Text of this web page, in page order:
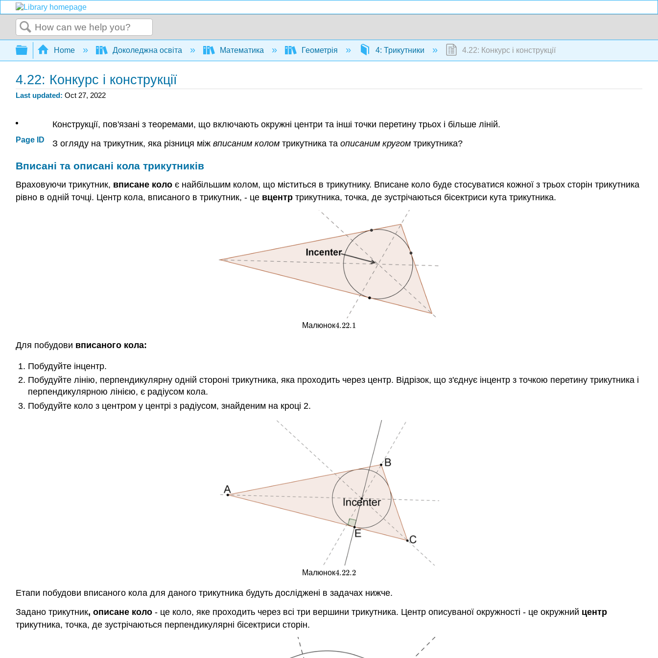
Search
Expand/collapse global hierarchy
Home Доколеджна освіта Математика Геометрія 4: Трикутники 4.22: Конкурс і конструкції
4.22: Конкурс і конструкції
Last updated Oct 27, 2022
Page ID
Конструкції, пов'язані з теоремами, що включають окружні центри та інші точки перетину трьох і більше ліній.
З огляду на трикутник, яка різниця між вписаним колом трикутника та описаним кругом трикутника?
Вписані та описані кола трикутників
Враховуючи трикутник, вписане коло є найбільшим колом, що міститься в трикутнику. Вписане коло буде стосуватися кожної з трьох сторін трикутника
рівно в одній точці. Центр кола, вписаного в трикутник, - це вцентр трикутника, точка, де зустрічаються бісектриси кута трикутника.
Малюнок4.22.1
4.22.1
Для побудови вписаного кола:
Побудуйте інцентр.
Побудуйте лінію, перпендикулярну одній стороні трикутника, яка проходить через центр. Відрізок, що з'єднує інцентр з точкою перетину трикутника і
перпендикулярною лінією, є радіусом кола.
Побудуйте коло з центром у центрі з радіусом, знайденим на кроці 2.
Малюнок4.22.2
4.22.2
Етапи побудови вписаного кола для даного трикутника будуть досліджені в задачах нижче.
Задано трикутник, описане коло - це коло, яке проходить через всі три вершини трикутника. Центр описуваної окружності - це окружний центр
трикутника, точка, де зустрічаються перпендикулярні бісектриси сторін.